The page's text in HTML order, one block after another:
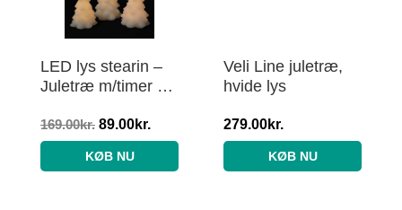
LED lys stearin –
Juletræ m/timer –
hvid – 20 cm
169.00kr.
169.00kr..
89.00kr.
KØB NU
Veli Line juletræ,
hvide lys
279.00kr.
KØB NU